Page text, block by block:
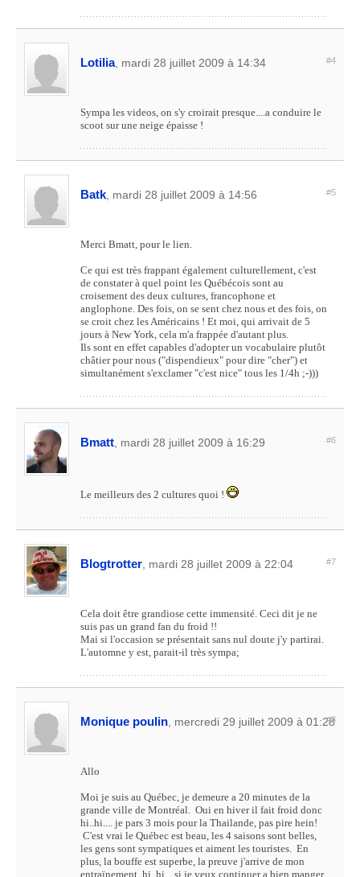
Lotilia, mardi 28 juillet 2009 à 14:34 #4
Sympa les videos, on s'y croirait presque....a conduire le
scoot sur une neige épaisse !
Batk , mardi 28 juillet 2009 à 14:56 #5
Merci Bmatt, pour le lien.
Ce qui est très frappant également culturellement, c'est
de constater à quel point les Québécois sont au
croisement des deux cultures, francophone et
anglophone. Des fois, on se sent chez nous et des fois, on
se croit chez les Américains ! Et moi, qui arrivait de 5
jours à New York, cela m'a frappée d'autant plus.
Ils sont en effet capables d'adopter un vocabulaire plutôt
châtier pour nous ("dispendieux" pour dire "cher") et
simultanément s'exclamer "c'est nice" tous les 1/4h ;-)))
Bmatt , mardi 28 juillet 2009 à 16:29 #6
Le meilleurs des 2 cultures quoi !
Blogtrotter , mardi 28 juillet 2009 à 22:04 #7
Cela doit être grandiose cette immensité. Ceci dit je ne
suis pas un grand fan du froid !!
Mai si l'occasion se présentait sans nul doute j'y partirai.
L'automne y est, parait-il très sympa;
Monique poulin , mercredi 29 juillet 2009 à 01:28
#8
Allo
Moi je suis au Québec, je demeure a 20 minutes de la
grande ville de Montréal. Oui en hiver il fait froid donc
hi..hi.... je pars 3 mois pour la Thailande, pas pire hein!
C'est vrai le Québec est beau, les 4 saisons sont belles,
les gens sont sympatiques et aiment les touristes. En
plus, la bouffe est superbe, la preuve j'arrive de mon
entraïnement hi..hi.. si je veux continuer a bien manger